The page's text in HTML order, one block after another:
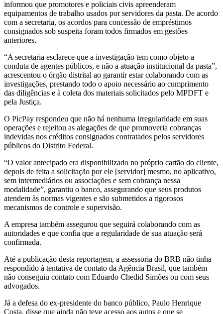
informou que promotores e policiais civis apreenderam
equipamentos de trabalho usados por servidores da pasta. De acordo
com a secretaria, os acordos para concessão de empréstimos
consignados sob suspeita foram todos firmados em gestões
anteriores.
“A secretaria esclarece que a investigação tem como objeto a
conduta de agentes públicos, e não a atuação institucional da pasta”,
acrescentou o órgão distrital ao garantir estar colaborando com as
investigações, prestando todo o apoio necessário ao cumprimento
das diligências e à coleta dos materiais solicitados pelo MPDFT e
pela Justiça.
O PicPay respondeu que não há nenhuma irregularidade em suas
operações e rejeitou as alegações de que promoveria cobranças
indevidas nos créditos consignados contratados pelos servidores
públicos do Distrito Federal.
“O valor antecipado era disponibilizado no próprio cartão do cliente,
depois de feita a solicitação por ele [servidor] mesmo, no aplicativo,
sem intermediários ou associações e sem cobrança nessa
modalidade”, garantiu o banco, assegurando que seus produtos
atendem às normas vigentes e são submetidos a rigorosos
mecanismos de controle e supervisão.
A empresa também assegurou que seguirá colaborando com as
autoridades e que confia que a regularidade de sua atuação será
confirmada.
Até a publicação desta reportagem, a assessoria do BRB não tinha
respondido à tentativa de contato da Agência Brasil, que também
não conseguiu contato com Eduardo Chedid Simões ou com seus
advogados.
Já a defesa do ex-presidente do banco público, Paulo Henrique
Costa, disse que ainda não teve acesso aos autos e que se